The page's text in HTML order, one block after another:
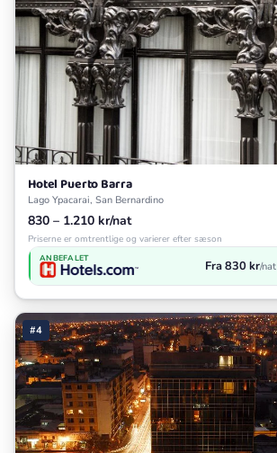
Hotel Puerto Barra
Lago Ypacarai, San Bernardino
830 – 1.210 kr/nat
Priserne er omtrentlige og varierer efter sæson
ANBEFALET Fra 830 kr/nat
#4